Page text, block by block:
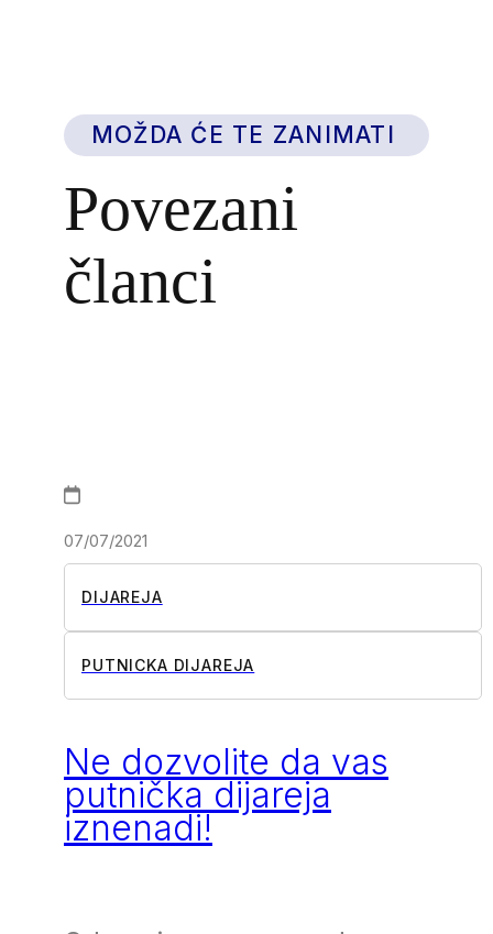
MOŽDA ĆE TE ZANIMATI
Povezani
članci
07/07/2021
DIJAREJA
PUTNICKA DIJAREJA
Ne dozvolite da vas
putnička dijareja
iznenadi!